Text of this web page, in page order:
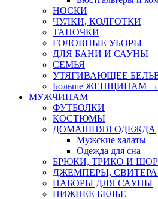
НОСКИ
ЧУЛКИ, КОЛГОТКИ
ТАПОЧКИ
ГОЛОВНЫЕ УБОРЫ
ДЛЯ БАНИ И САУНЫ
СЕМЬЯ
УТЯГИВАЮЩЕЕ
Больше ЖЕНЩИНАМ →
МУЖЧИНАМ
ФУТБОЛКИ
КОСТЮМЫ
ДОМАШНЯЯ ОДЕЖДА
Мужские халаты
Одежда для сна
БРЮКИ, ТРИКО И
ДЖЕМПЕРЫ,
НАБОРЫ ДЛЯ САУНЫ
НИЖНЕЕ БЕЛЬЕ